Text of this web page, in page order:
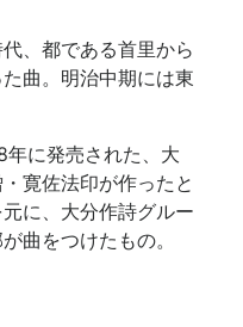
、都である首里から
曲。明治中期には東
に発売された、大
寛佐法印が作ったと
に、大分作詩グルー
曲をつけたもの。